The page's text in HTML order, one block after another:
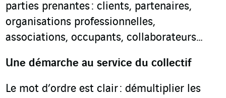
parties prenantes : clients, partenaires,
organisations professionnelles,
associations, occupants, collaborateurs…
Une démarche au service du collectif
Le mot d’ordre est clair : démultiplier les